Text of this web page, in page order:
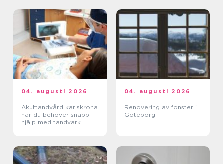
04. augusti 2026
Akuttandvård karlskrona
när du behöver snabb
hjälp med tandvärk
04. augusti 2026
Renovering av fönster i
Göteborg